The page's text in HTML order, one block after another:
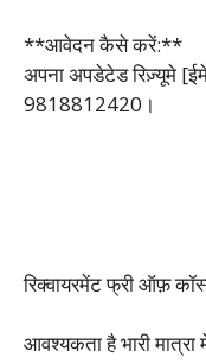
**आवेदन कैसे करें:**
अपना अपडेटेड रिज़्यूमे
9818812420।
रिक्वायरमेंट फ्री ऑफ़
आवश्यकता है भारी मात्रा